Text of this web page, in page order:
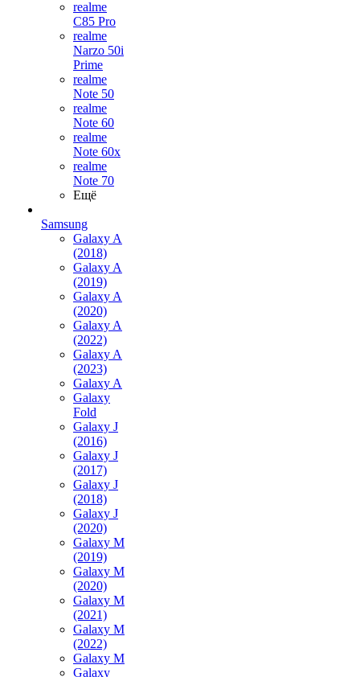
realme
C85 Pro
realme
Narzo 50i
Prime
realme
Note 50
realme
Note 60
realme
Note 60x
realme
Note 70
Ещё
Samsung
Galaxy A
(2018)
Galaxy A
(2019)
Galaxy A
(2020)
Galaxy A
(2022)
Galaxy A
(2023)
Galaxy A
Galaxy
Fold
Galaxy J
(2016)
Galaxy J
(2017)
Galaxy J
(2018)
Galaxy J
(2020)
Galaxy M
(2019)
Galaxy M
(2020)
Galaxy M
(2021)
Galaxy M
(2022)
Galaxy M
Galaxy